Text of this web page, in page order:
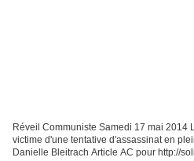
Réveil Communiste Samedi 17 mai 2014
victime d'une tentative d'assassinat en
Danielle Bleitrach Article AC pour http://